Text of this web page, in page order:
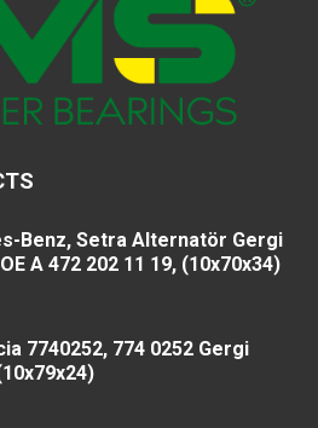
Benz, Setra Alternatör Gergi
OE A 472 202 11 19, (10x70x34)
7740252, 774 0252 Gergi